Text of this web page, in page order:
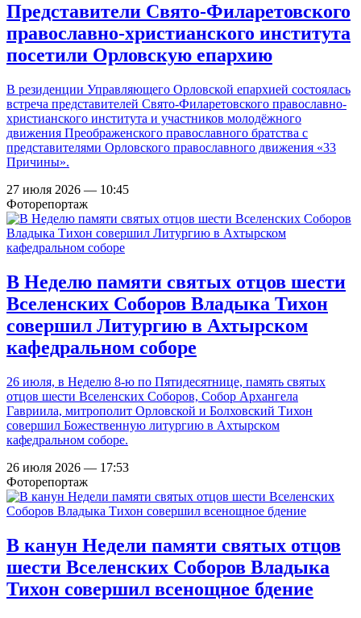
Представители Свято-Филаретовского
православно-христианского института
посетили Орловскую епархию
В резиденции Управляющего Орловской епархией состоялась
встреча представителей Свято-Филаретовского православно-
христианского института и участников молодёжного
движения Преображенского православного братства с
представителями Орловского православного движения «33
Причины».
27 июля 2026 — 10:45
Фоторепортаж
В Неделю памяти святых отцов шести
Вселенских Соборов Владыка Тихон
совершил Литургию в Ахтырском
кафедральном соборе
26 июля, в Неделю 8-ю по Пятидесятнице, память святых
отцов шести Вселенских Соборов, Собор Архангела
Гавриила, митрополит Орловской и Болховский Тихон
совершил Божественную литургию в Ахтырском
кафедральном соборе.
26 июля 2026 — 17:53
Фоторепортаж
В канун Недели памяти святых отцов
шести Вселенских Соборов Владыка
Тихон совершил всенощное бдение